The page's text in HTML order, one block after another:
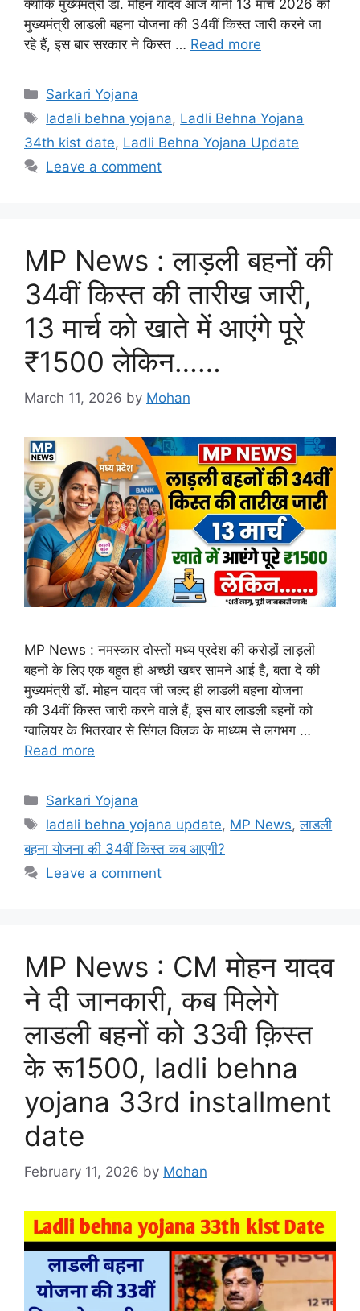
क्योकि मुख्यमंत्री डॉ. मोहन यादव आज यानी 13 मार्च 2026 को
मुख्यमंत्री लाडली बहना योजना की 34वीं किस्त जारी करने जा
रहे हैं, इस बार सरकार ने किस्त … Read more
Categories
Sarkari Yojana
Tags
ladali behna yojana, Ladli Behna Yojana
34th kist date, Ladli Behna Yojana Update
Leave a comment
MP News : लाड़ली बहनों की
34वीं किस्त की तारीख जारी,
13 मार्च को खाते में आएंगे पूरे
₹1500 लेकिन……
March 11, 2026 by Mohan
MP News : नमस्कार दोस्तों मध्य प्रदेश की करोड़ों लाड़ली
बहनों के लिए एक बहुत ही अच्छी खबर सामने आई है, बता दे की
मुख्यमंत्री डॉ. मोहन यादव जी जल्द ही लाडली बहना योजना
की 34वीं किस्त जारी करने वाले हैं, इस बार लाडली बहनों को
ग्वालियर के भितरवार से सिंगल क्लिक के माध्यम से लगभग …
Read more
Categories
Sarkari Yojana
Tags
ladali behna yojana update, MP News,लाडली
बहना योजना की 34वीं किस्त कब आएगी?
Leave a comment
MP News : CM मोहन यादव
ने दी जानकारी, कब मिलेगे
लाडली बहनों को 33वी क़िस्त
के रू1500, ladli behna
yojana 33rd installment
date
February 11, 2026 by Mohan